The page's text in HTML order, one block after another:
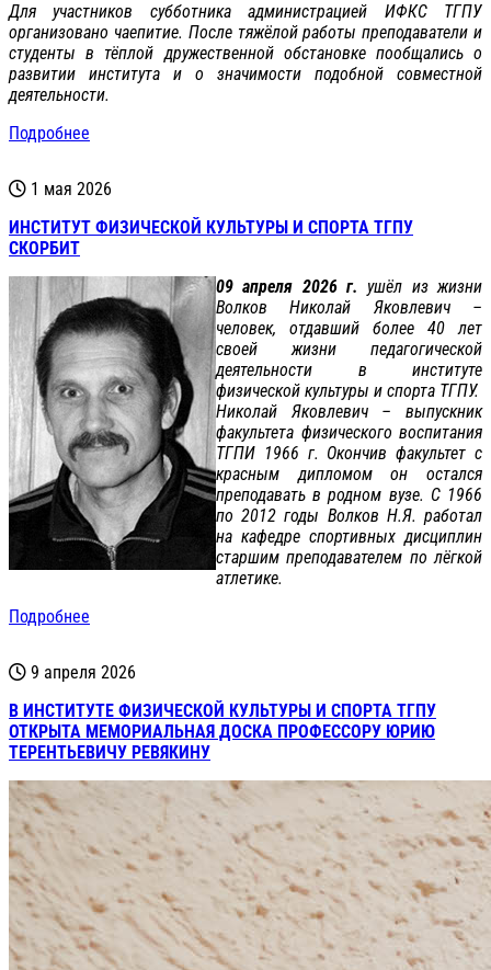
Для участников субботника администрацией ИФКС ТГПУ
организовано чаепитие. После тяжёлой работы преподаватели и
студенты в тёплой дружественной обстановке пообщались о
развитии института и о значимости подобной совместной
деятельности.
Подробнее
1 мая 2026
ИНСТИТУТ ФИЗИЧЕСКОЙ КУЛЬТУРЫ И СПОРТА ТГПУ
СКОРБИТ
09 апреля 2026 г. ушёл из жизни
Волков Николай Яковлевич –
человек, отдавший более 40 лет
своей жизни педагогической
деятельности в институте
физической культуры и спорта ТГПУ.
Николай Яковлевич – выпускник
факультета физического воспитания
ТГПИ 1966 г. Окончив факультет с
красным дипломом он остался
преподавать в родном вузе. С 1966
по 2012 годы Волков Н.Я. работал
на кафедре спортивных дисциплин
старшим преподавателем по лёгкой
атлетике.
Подробнее
9 апреля 2026
В ИНСТИТУТЕ ФИЗИЧЕСКОЙ КУЛЬТУРЫ И СПОРТА ТГПУ
ОТКРЫТА МЕМОРИАЛЬНАЯ ДОСКА ПРОФЕССОРУ ЮРИЮ
ТЕРЕНТЬЕВИЧУ РЕВЯКИНУ